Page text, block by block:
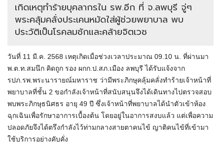
เกิดเหตุทำร้ายบุคลากรใน รพ.อีก ที่ จ.ลพบุรี จู่ๆ
พระคลุ้มคลั่งประเคนหมัดใส่ผู้ช่วยพยาบาล พบ
ประวัติเป็นโรคลมชักและคล้ายจิตเวช
วันที่ 11 มี.ค. 2568 เหตุเกิดเมื่อช่วงเวลาประมาณ 09.10 น. ที่ผ่านมา
พ.ต.ท.สมนึก คิดถูก รอง ผกก.ป.สภ.เมือง ลพบุรี ได้รับแจ้งจาก
รปภ.รพ.พระนารายณ์มหาราช ว่ามีพระภิกษุคลุ้มคลั่งทำร้ายเจ้าหน้าที่
พยาบาลที่ชั้น 2 ขอกำลังเจ้าหน้าที่สนับสนุนจึงได้เดินทางไปตรวจสอบ
พบพระภิกษุธนิศธร อายุ 49 ปี ซึ่งเจ้าหน้าที่พยาบาลได้นำตัวเข้าห้อง
ฉุกเฉินเพื่อรักษาอาการเบื้องต้น โดยอยู่ในอาการสงบแล้ว แต่เพื่อความ
ปลอดภัยจึงได้ตรึงกำลังไว้ท่ามกลางสายตาคนไข้ ญาติคนไข้ที่เข้ามา
ใช้บริการอย่างคับคั่ง